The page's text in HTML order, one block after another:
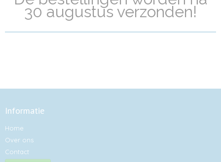
30 augustus verzonden!
Informatie
Home
Over ons
Contact